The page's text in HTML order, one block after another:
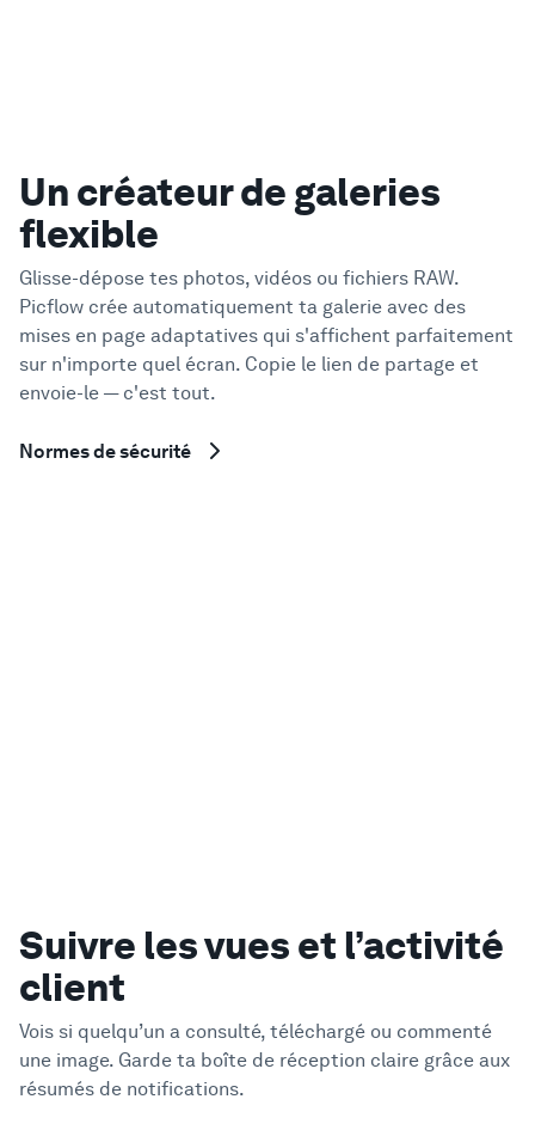
Un créateur de galeries
flexible
Glisse-dépose tes photos, vidéos ou fichiers RAW.
Picflow crée automatiquement ta galerie avec des
mises en page adaptatives qui s'affichent parfaitement
sur n'importe quel écran. Copie le lien de partage et
envoie-le — c'est tout.
Normes de sécurité
Suivre les vues et l’activité
client
Vois si quelqu’un a consulté, téléchargé ou commenté
une image. Garde ta boîte de réception claire grâce aux
résumés de notifications.